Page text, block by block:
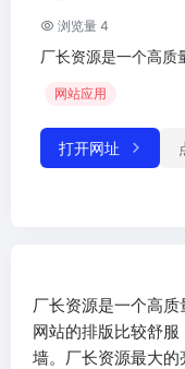
浏览量 4
厂长资源是一个高质
网站应用
打开网址
厂长资源是一个高质
网站的排版比较舒
墙。厂长资源最大